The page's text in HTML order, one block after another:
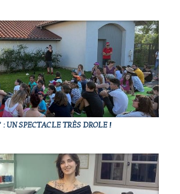
UN SPECTACLE TRÈS DROLE !